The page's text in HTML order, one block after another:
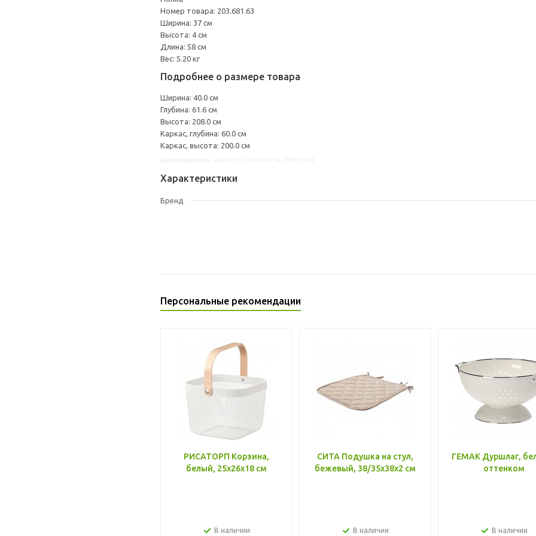
Номер товара: 203.681.63
Ширина: 37 см
Высота: 4 см
Длина: 58 см
Вес: 5.20 кг
Подробнее о размере товара
Ширина: 40.0 см
Глубина: 61.6 см
Высота: 208.0 см
Каркас, глубина: 60.0 см
Каркас, высота: 200.0 см
Характеристики
Бренд
Персональные рекомендации
РИСАТОРП Корзина,
белый, 25x26x18 см
В наличии
СИТА Подушка на стул,
бежевый, 38/35x38x2 см
В наличии
ГЕМАК Дуршлаг,
оттенком
В наличии